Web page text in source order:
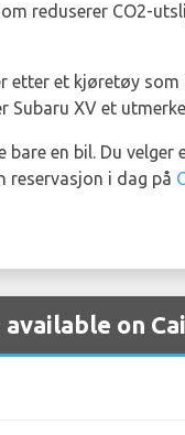
reduserer CO2-
etter et kjøretøy
Subaru XV et
bare en bil. Du
reservasjon i dag på
on